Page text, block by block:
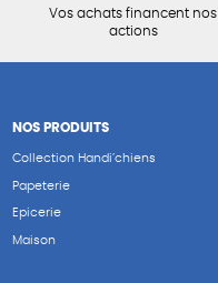
Vos achats financent nos
actions
NOS PRODUITS
Collection Handi’chiens
Papeterie
Epicerie
Maison